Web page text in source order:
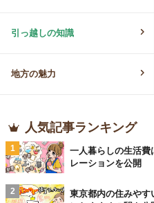
引っ越しの知識
地方の魅力
人気記事ランキング
1
一人暮らしの生活費
レーションを公開
2
東京都内の住みやす